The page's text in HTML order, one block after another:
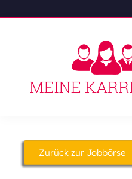
Zurück zur Jobbörse